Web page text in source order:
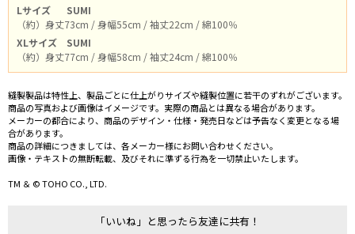
Lサイズ
SUMI
（約）身丈73cm / 身幅55cm / 袖丈22cm / 綿100％
XLサイズ
SUMI
（約）身丈77cm / 身幅58cm / 袖丈24cm / 綿100％
縫製製品は特性上、製品ごとに仕上がりサイズや縫製位置に若干のずれがございます。
商品の写真および画像はイメージです。実際の商品とは異なる場合があります。
メーカーの都合により、商品のデザイン・仕様・発売日などは予告なく変更となる場
合があります。
商品の詳細につきましては、各メーカー様にお問い合わせください。
画像・テキストの無断転載、及びそれに準ずる行為を一切禁止いたします。
TM ＆ © TOHO CO., LTD.
「いいね」と思ったら友達に共有！